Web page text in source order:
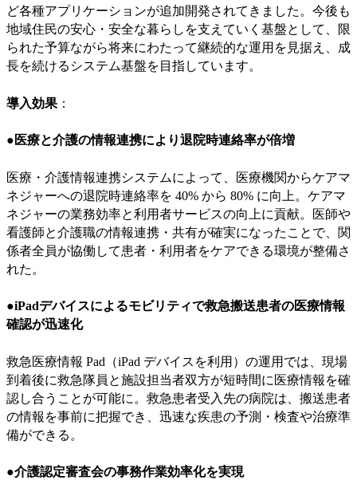
ど各種アプリケーションが追加開発されてきました。今後も
地域住民の安心・安全な暮らしを支えていく基盤として、限
られた予算ながら将来にわたって継続的な運用を見据え、成
長を続けるシステム基盤を目指しています。
導入効果 ：
●医療と介護の情報連携により退院時連絡率が倍増
医療・介護情報連携システムによって、医療機関からケアマ
ネジャーへの退院時連絡率を 40% から 80% に向上。ケアマ
ネジャーの業務効率と利用者サービスの向上に貢献。医師や
看護師と介護職の情報連携・共有が確実になったことで、関
係者全員が協働して患者・利用者をケアできる環境が整備さ
れた。
●iPadデバイスによるモビリティで救急搬送患者の医療情報
確認が迅速化
救急医療情報 Pad（iPad デバイスを利用）の運用では、現場
到着後に救急隊員と施設担当者双方が短時間に医療情報を確
認し合うことが可能に。救急患者受入先の病院は、搬送患者
の情報を事前に把握でき、迅速な疾患の予測・検査や治療準
備ができる。
●介護認定審査会の事務作業効率化を実現